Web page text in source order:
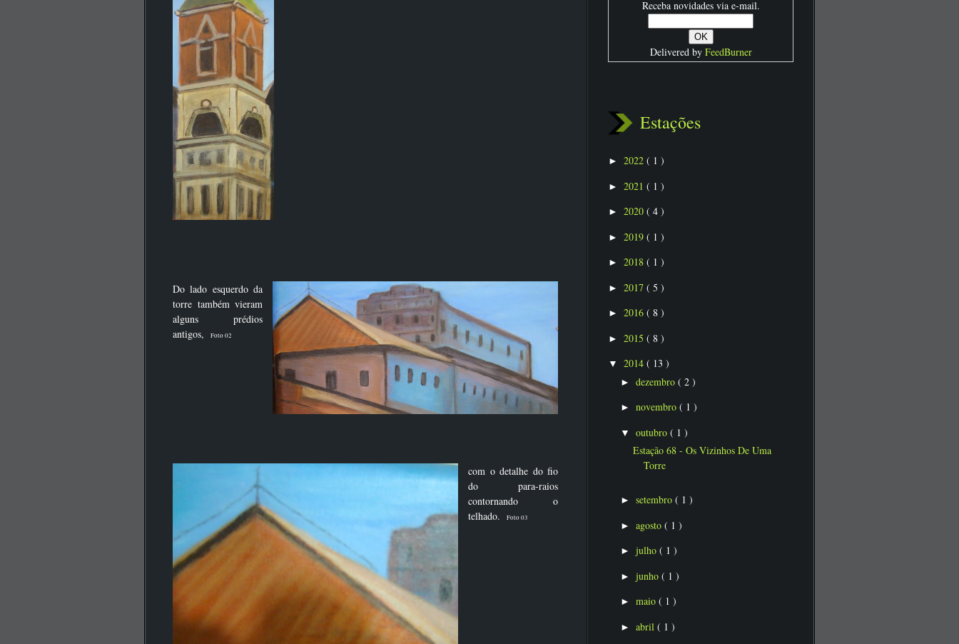
Do lado esquerdo da
torre também vieram
alguns prédios
antigos,
Foto 02
com o detalhe do fio
do para-raios
contornando o
telhado.
Foto 03
Receba novidades via e-mail.
Delivered by FeedBurner
Estações
► 2022 ( 1 )
► 2021 ( 1 )
► 2020 ( 4 )
► 2019 ( 1 )
► 2018 ( 1 )
► 2017 ( 5 )
► 2016 ( 8 )
► 2015 ( 8 )
▼ 2014 ( 13 )
► dezembro ( 2 )
► novembro ( 1 )
▼ outubro ( 1 )
Estação 68 - Os Vizinhos De Uma
Torre
► setembro ( 1 )
► agosto ( 1 )
► julho ( 1 )
► junho ( 1 )
► maio ( 1 )
► abril ( 1 )